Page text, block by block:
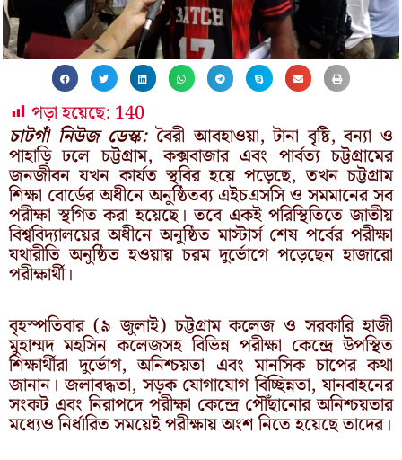
পড়া হয়েছে: 140
চাটগাঁ নিউজ ডেস্ক:বৈরী আবহাওয়া, টানা বৃষ্টি, বন্যা ও
পাহাড়ি ঢলে চট্টগ্রাম, কক্সবাজার এবং পার্বত্য চট্টগ্রামের
জনজীবন যখন কার্যত স্থবির হয়ে পড়েছে, তখন চট্টগ্রাম
শিক্ষা বোর্ডের অধীনে অনুষ্ঠিতব্য এইচএসসি ও সমমানের সব
পরীক্ষা স্থগিত করা হয়েছে। তবে একই পরিস্থিতিতে জাতীয়
বিশ্ববিদ্যালয়ের অধীনে অনুষ্ঠিত মাস্টার্স শেষ পর্বের পরীক্ষা
যথারীতি অনুষ্ঠিত হওয়ায় চরম দুর্ভোগে পড়েছেন হাজারো
পরীক্ষার্থী।
বৃহস্পতিবার (৯ জুলাই) চট্টগ্রাম কলেজ ও সরকারি হাজী
মুহাম্মদ মহসিন কলেজসহ বিভিন্ন পরীক্ষা কেন্দ্রে উপস্থিত
শিক্ষার্থীরা দুর্ভোগ, অনিশ্চয়তা এবং মানসিক চাপের কথা
জানান। জলাবদ্ধতা, সড়ক যোগাযোগ বিচ্ছিন্নতা, যানবাহনের
সংকট এবং নিরাপদে পরীক্ষা কেন্দ্রে পৌঁছানোর অনিশ্চয়তার
মধ্যেও নির্ধারিত সময়েই পরীক্ষায় অংশ নিতে হয়েছে তাদের।